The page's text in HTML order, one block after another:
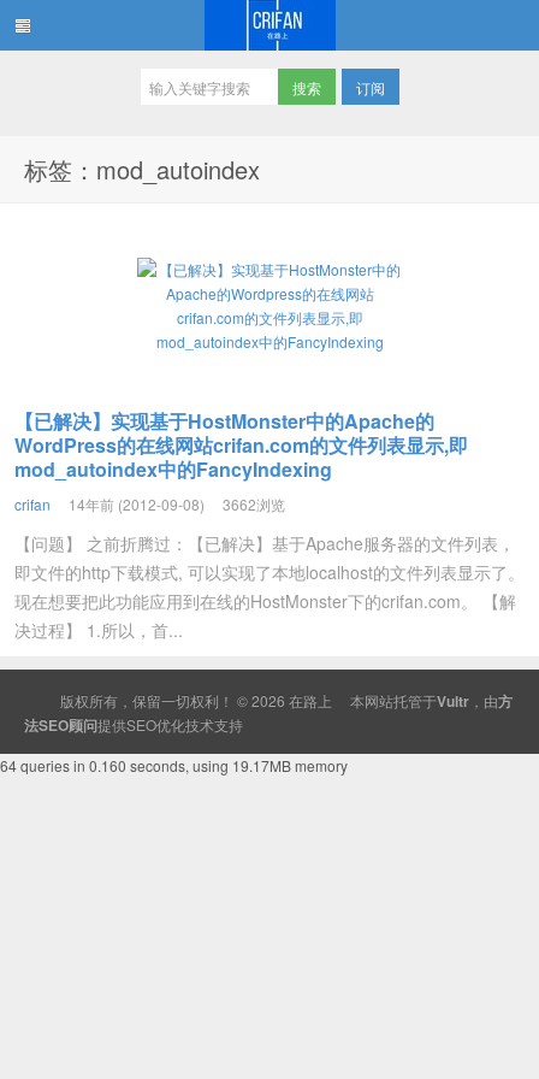
订阅
标签：mod_autoindex
【已解决】实现基于HostMonster中的Apache的
WordPress的在线网站crifan.com的文件列表显示,即
mod_autoindex中的FancyIndexing
crifan 14年前 (2012-09-08) 3662浏览
【问题】 之前折腾过：【已解决】基于Apache服务器的文件列表，
即文件的http下载模式, 可以实现了本地localhost的文件列表显示了。
现在想要把此功能应用到在线的HostMonster下的crifan.com。 【解
决过程】 1.所以，首...
版权所有，保留一切权利！ © 2026 在路上 本网站托管于Vultr ，由方
法SEO顾问提供SEO优化技术支持
64 queries in 0.160 seconds, using 19.17MB memory